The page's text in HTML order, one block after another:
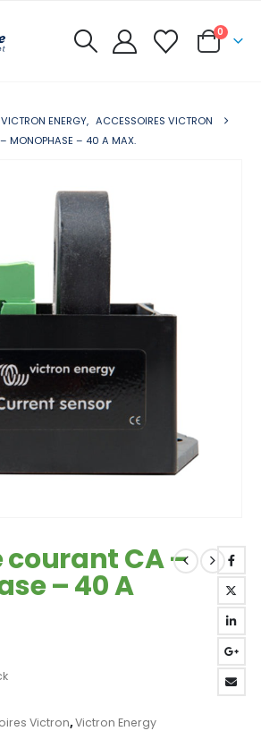
0
VICTRON ENERGY, ACCESSOIRES VICTRON
MONOPHASE – 40 A MAX.
courant CA –
– 40 A
Victron,Victron Energy